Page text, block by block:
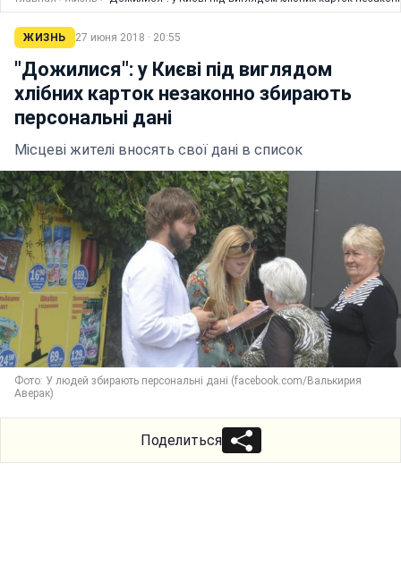
ЖИЗНЬ 27 июня 2018 · 20:55
"Дожилися": у Києві під виглядом
хлібних карток незаконно збирають
персональні дані
Місцеві жителі вносять свої дані в список
Фото: У людей збирають персональні дані (facebook.com/Валькирия
Аверак)
Поделиться